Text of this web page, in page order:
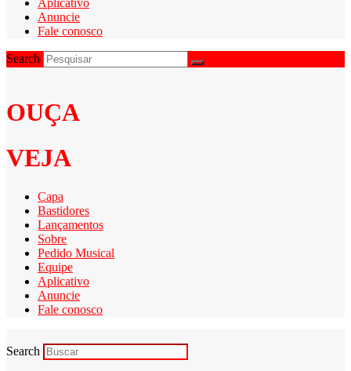
Anuncie
Fale conosco
Search
OUÇA
VEJA
Capa
Bastidores
Lançamentos
Sobre
Pedido Musical
Equipe
Aplicativo
Anuncie
Fale conosco
Search